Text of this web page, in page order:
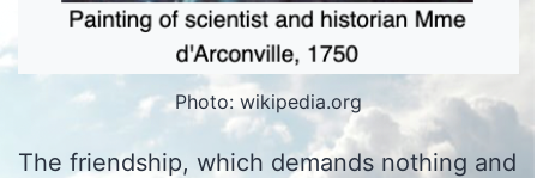
Photo: wikipedia.org
The friendship, which demands nothing and